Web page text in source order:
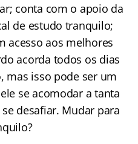
conta com o apoio da
de estudo tranquilo;
acesso aos melhores
acorda todos os dias
mas isso pode ser um
se acomodar a tanta
desafiar. Mudar para